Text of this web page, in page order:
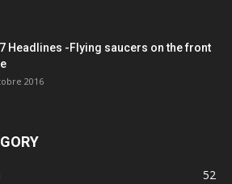
Headlines -Flying saucers on the front
2016
52